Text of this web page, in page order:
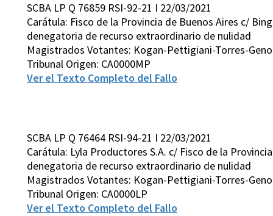
SCBA LP Q 76859 RSI-92-21 I 22/03/2021
Carátula: Fisco de la Provincia de Buenos Aires c/
denegatoria de recurso extraordinario de nulidad
Magistrados Votantes: Kogan-Pettigiani-Torres-
Tribunal Origen: CA0000MP
Ver el Texto Completo del Fallo
SCBA LP Q 76464 RSI-94-21 I 22/03/2021
Carátula: Lyla Productores S.A. c/ Fisco de la
denegatoria de recurso extraordinario de nulidad
Magistrados Votantes: Kogan-Pettigiani-Torres-
Tribunal Origen: CA0000LP
Ver el Texto Completo del Fallo